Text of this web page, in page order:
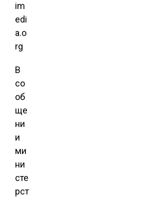
im
edi
a.o
rg
В
со
об
ще
ни
и
ми
ни
сте
рст